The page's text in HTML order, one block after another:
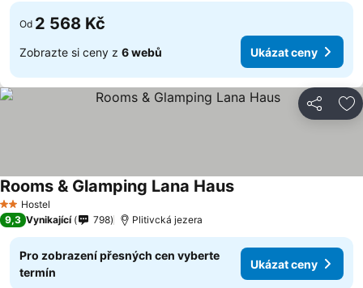
Od 2 568 Kč
Zobrazte si ceny z 6 webů Ukázat ceny
Sdílet
2 Počet hvězdiček
Hostel
Rooms & Glamping Lana HausUkázat ceny
9,3 Vynikající 798 Plitivcká jezera
Pro zobrazení přesných cen vyberte
termín
Ukázat ceny